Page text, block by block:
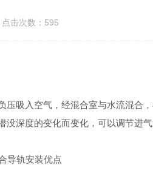
击次数：595
吸入空气，经混合室与水流混合
深度的变化而变化，可以调节进气